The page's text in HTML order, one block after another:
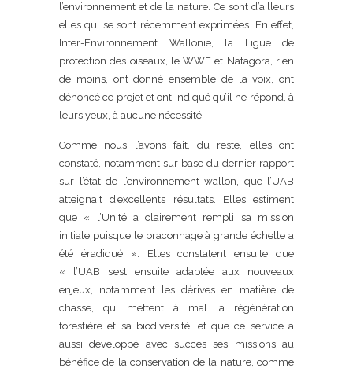
l’environnement et de la nature. Ce sont d’ailleurs
elles qui se sont récemment exprimées. En effet,
Inter-Environnement Wallonie, la Ligue de
protection des oiseaux, le WWF et Natagora, rien
de moins, ont donné ensemble de la voix, ont
dénoncé ce projet et ont indiqué qu’il ne répond, à
leurs yeux, à aucune nécessité.
Comme nous l’avons fait, du reste, elles ont
constaté, notamment sur base du dernier rapport
sur l’état de l’environnement wallon, que l’UAB
atteignait d’excellents résultats. Elles estiment
que « l’Unité a clairement rempli sa mission
initiale puisque le braconnage à grande échelle a
été éradiqué ». Elles constatent ensuite que
« l’UAB s’est ensuite adaptée aux nouveaux
enjeux, notamment les dérives en matière de
chasse, qui mettent à mal la régénération
forestière et sa biodiversité, et que ce service a
aussi développé avec succès ses missions au
bénéfice de la conservation de la nature, comme